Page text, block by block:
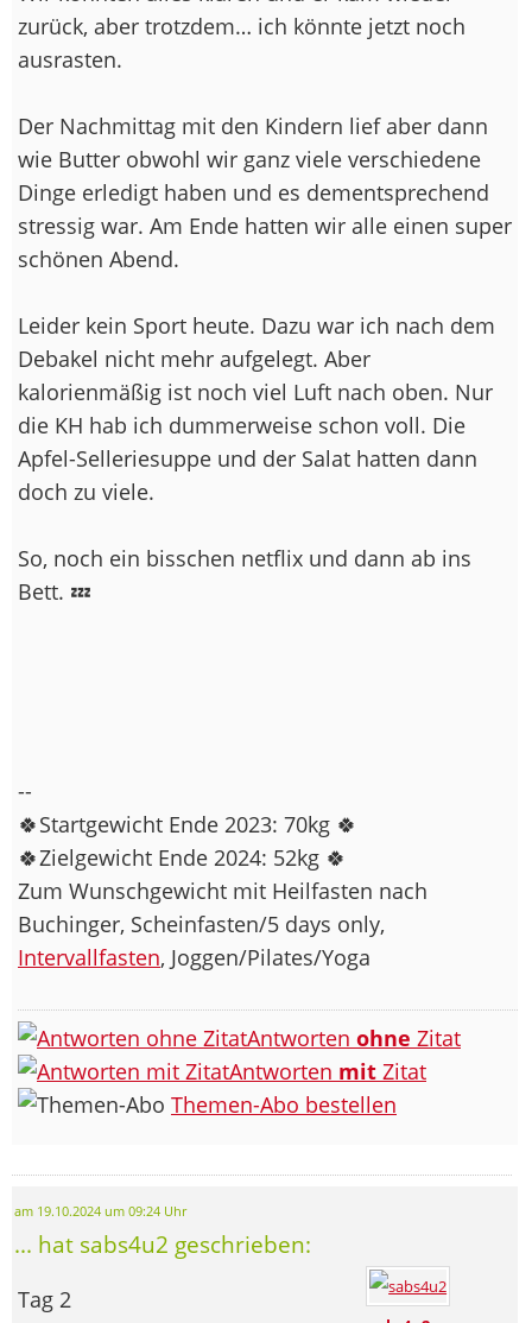
zurück, aber trotzdem… ich könnte jetzt noch
ausrasten.
Der Nachmittag mit den Kindern lief aber dann
wie Butter obwohl wir ganz viele verschiedene
Dinge erledigt haben und es dementsprechend
stressig war. Am Ende hatten wir alle einen super
schönen Abend.
Leider kein Sport heute. Dazu war ich nach dem
Debakel nicht mehr aufgelegt. Aber
kalorienmäßig ist noch viel Luft nach oben. Nur
die KH hab ich dummerweise schon voll. Die
Apfel-Selleriesuppe und der Salat hatten dann
doch zu viele.
So, noch ein bisschen netflix und dann ab ins
Bett. 💤
--
🍀Startgewicht Ende 2023: 70kg 🍀
🍀Zielgewicht Ende 2024: 52kg 🍀
Zum Wunschgewicht mit Heilfasten nach
Buchinger, Scheinfasten/5 days only,
Intervallfasten, Joggen/Pilates/Yoga
Antworten ohne Zitat
Antworten mit Zitat
Themen-Abo bestellen
am 19.10.2024 um 09:24 Uhr
... hat sabs4u2 geschrieben:
Tag 2